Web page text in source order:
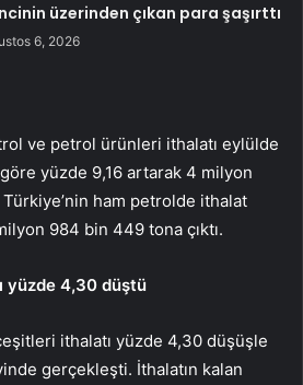
üzerinden çıkan para şaşırttı
6, 2026
ve petrol ürünleri ithalatı eylülde
göre yüzde 9,16 artarak 4 milyon
ham petrolde ithalat
984 bin 449 tona çıktı.
yüzde 4,30 düştü
ithalatı yüzde 4,30 düşüşle
gerçekleşti. İthalatın kalan